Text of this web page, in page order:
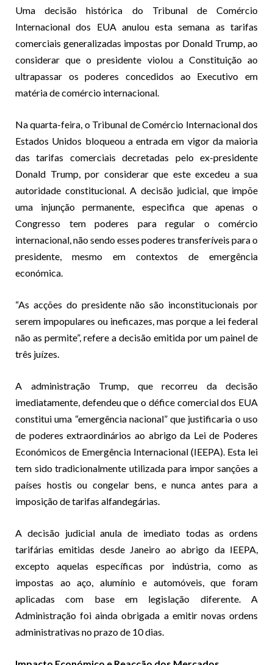
Uma decisão histórica do Tribunal de Comércio
Internacional dos EUA anulou esta semana as tarifas
comerciais generalizadas impostas por Donald Trump, ao
considerar que o presidente violou a Constituição ao
ultrapassar os poderes concedidos ao Executivo em
matéria de comércio internacional.
Na quarta-feira, o Tribunal de Comércio Internacional dos
Estados Unidos bloqueou a entrada em vigor da maioria
das tarifas comerciais decretadas pelo ex-presidente
Donald Trump, por considerar que este excedeu a sua
autoridade constitucional. A decisão judicial, que impõe
uma injunção permanente, especifica que apenas o
Congresso tem poderes para regular o comércio
internacional, não sendo esses poderes transferíveis para o
presidente, mesmo em contextos de emergência
económica.
“As acções do presidente não são inconstitucionais por
serem impopulares ou ineficazes, mas porque a lei federal
não as permite”, refere a decisão emitida por um painel de
três juízes.
A administração Trump, que recorreu da decisão
imediatamente, defendeu que o défice comercial dos EUA
constitui uma “emergência nacional” que justificaria o uso
de poderes extraordinários ao abrigo da Lei de Poderes
Económicos de Emergência Internacional (IEEPA). Esta lei
tem sido tradicionalmente utilizada para impor sanções a
países hostis ou congelar bens, e nunca antes para a
imposição de tarifas alfandegárias.
A decisão judicial anula de imediato todas as ordens
tarifárias emitidas desde Janeiro ao abrigo da IEEPA,
excepto aquelas específicas por indústria, como as
impostas ao aço, alumínio e automóveis, que foram
aplicadas com base em legislação diferente. A
Administração foi ainda obrigada a emitir novas ordens
administrativas no prazo de 10 dias.